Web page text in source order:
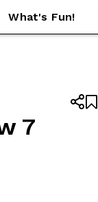
What's Fun!
7

